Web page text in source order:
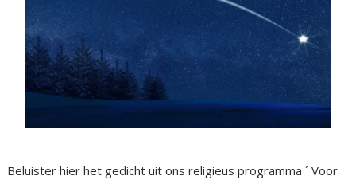
Beluister hier het gedicht uit ons religieus programma ´ Voor